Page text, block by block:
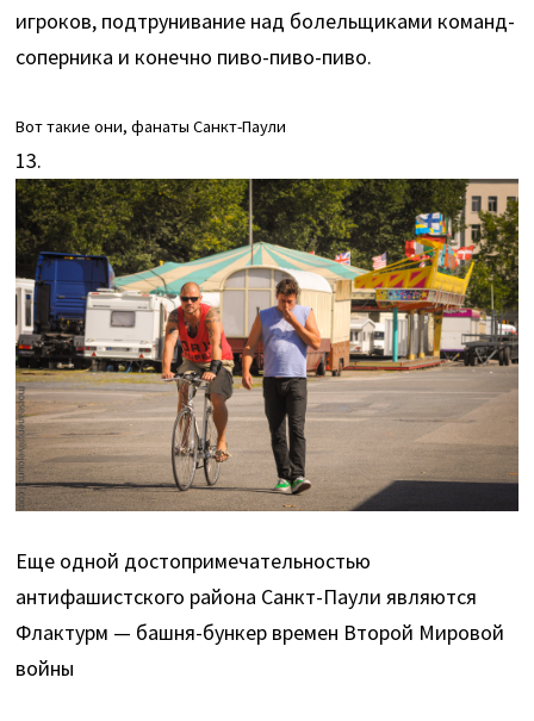
игроков, подтрунивание над болельщиками команд-
соперника и конечно пиво-пиво-пиво.
Вот такие они, фанаты Санкт-Паули
13.
Еще одной достопримечательностью
антифашистского района Санкт-Паули являются
Флактурм — башня-бункер времен Второй Мировой
войны